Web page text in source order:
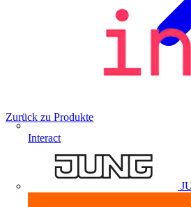
Interact
Zurück zu Produkte